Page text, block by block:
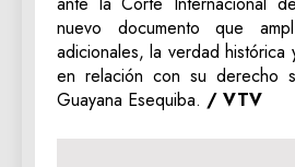
nuevo documento que
adicionales, la verdad histórica
en relación con su derecho
Guayana Esequiba. / VTV